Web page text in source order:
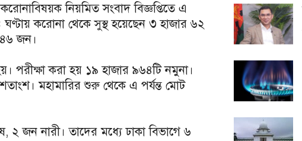
করোনাবিষয়ক নিয়মিত সংবাদ বিজ্ঞপ্তিতে এ
ঘণ্টায় করোনা থেকে সুস্থ হয়েছেন ৩ হাজার ৬২
জন।
পরীক্ষা করা হয় ১৯ হাজার ৯৬৪টি নমুনা।
মহামারির শুরু থেকে এ পর্যন্ত মোট
জন নারী। তাদের মধ্যে ঢাকা বিভাগে ৬